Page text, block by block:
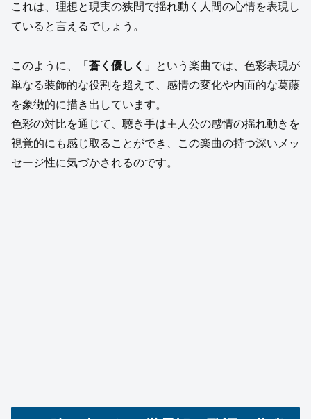
これは、理想と現実の狭間で揺れ動く人間の心情を表現し
ていると言えるでしょう。
このように、「 蒼く優しく 」という楽曲では、色彩表現が
単なる装飾的な役割を超えて、感情の変化や内面的な葛藤
を象徴的に描き出しています。
色彩の対比を通じて、聴き手は主人公の感情の揺れ動きを
視覚的にも感じ取ることができ、この楽曲の持つ深いメッ
セージ性に気づかされるのです。